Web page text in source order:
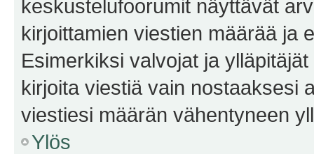
keskustelufoorumit näyttävät
kirjoittamien viestien määrää ja
Esimerkiksi valvojat ja
kirjoita viestiä vain nostaaksesi
viestiesi määrän vähentyneen
Ylös